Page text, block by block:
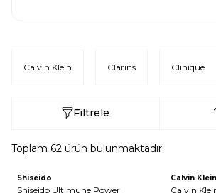
Calvin Klein Clarins Clinique
Filtrele
Toplam 62 ürün bulunmaktadır.
Shiseido
Shiseido Ultimune Power
Yeni
Calvin Klein
Calvin